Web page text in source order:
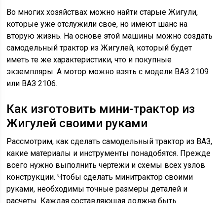
Во многих хозяйствах можно найти старые Жигули,
которые уже отслужили свое, но имеют шанс на
вторую жизнь. На основе этой машины можно создать
самодельный трактор из Жигулей, который будет
иметь те же характеристики, что и покупные
экземпляры. А мотор можно взять с модели ВАЗ 2109
или ВАЗ 2106.
Как изготовить мини-трактор из
Жигулей своими руками
Рассмотрим, как сделать самодельный трактор из ВАЗ,
какие материалы и инструменты понадобятся. Прежде
всего нужно выполнить чертежи и схемы всех узлов
конструкции. Чтобы сделать минитрактор своими
руками, необходимы точные размеры деталей и
расчеты. Каждая составляющая должна быть